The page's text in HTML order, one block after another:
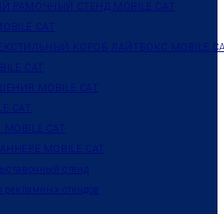
РАМОЧНЫЙ СТЕНД MOBILE CAT
CAT
КОРОБ ЛАЙТБОКС MOBILE
CAT
MOBILE CAT
CAT
CAT
MOBILE CAT
стенд
рекламных стендов